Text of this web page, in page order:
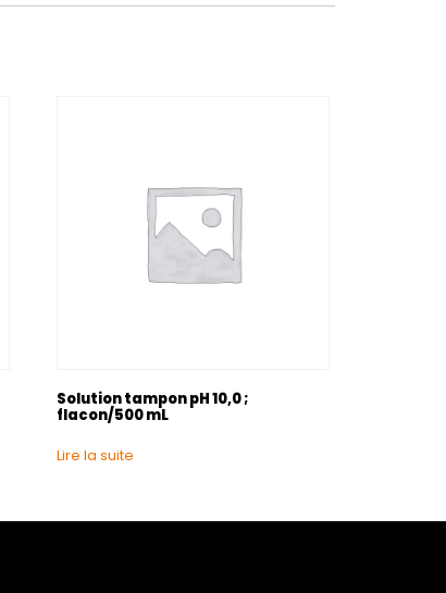
Solution tampon pH 10,0 ;
flacon/500 mL
Lire la suite